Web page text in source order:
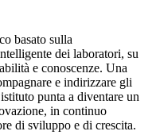
basato sulla
dei laboratori, su
e conoscenze. Una
e indirizzare gli
punta a diventare un
in continuo
di sviluppo e di crescita.